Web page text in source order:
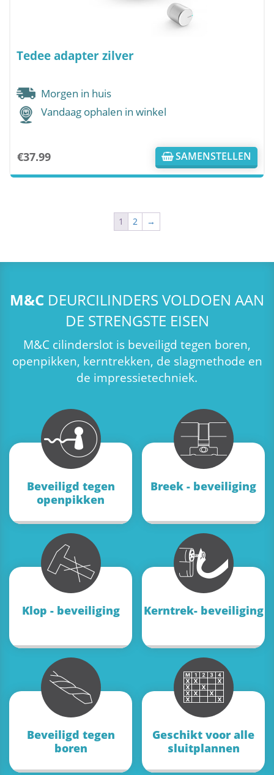
Tedee adapter zilver
Morgen in huis
Vandaag ophalen in winkel
€37.99 SAMENSTELLEN
1 2 →
M&C DEURCILINDERS VOLDOEN AAN
DE STRENGSTE EISEN
M&C cilinderslot is beveiligd tegen boren,
openpikken, kerntrekken, de slagmethode en
de impressietechniek.
Beveiligd tegen
openpikken
Breek - beveiliging
Klop - beveiliging Kerntrek- beveiliging
Beveiligd tegen
boren
Geschikt voor alle
sluitplannen